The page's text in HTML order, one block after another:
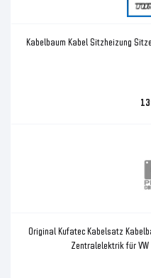
Kabelbaum Kabel Sitzheizung
Original Kufatec Kabelsatz
Zentralelektrik für